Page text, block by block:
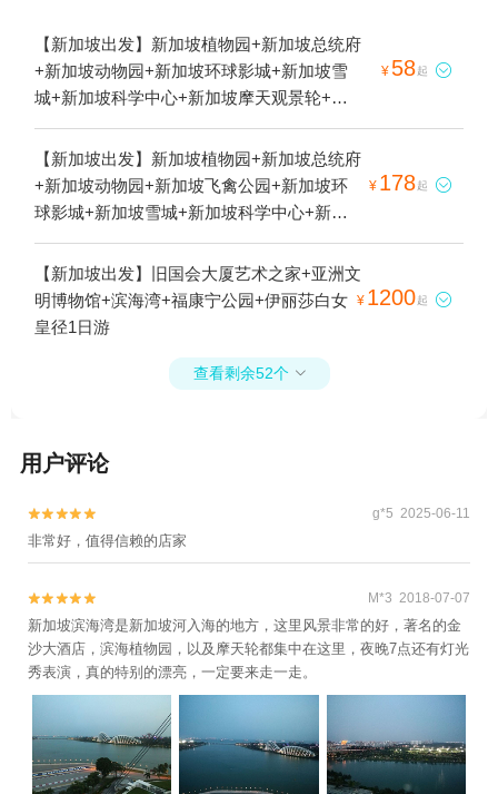
【新加坡出发】新加坡植物园+新加坡总统府
+新加坡动物园+新加坡环球影城+新加坡雪
城+新加坡科学中心+新加坡摩天观景轮+新
加坡滨海湾花园+滨海湾金沙空中花园观景台
+新加坡河游船+新加坡缆车+新加坡唐人街
+滨海湾+滨海湾金沙-已下线+新加坡酷卡+新
加坡樟宜机场+新加坡本地玩乐+新加坡河
¥ 58起 
【新加坡出发】新加坡植物园+新加坡总统府
+新加坡动物园+新加坡飞禽公园+新加坡环
球影城+新加坡雪城+新加坡科学中心+新加
坡摩天观景轮+新加坡滨海湾花园+新加坡海
洋生物园+滨海湾金沙空中花园观景台+新加
坡河游船+新加坡通行证+新加坡缆车+新加
坡唐人街+滨海湾+艺术街+新加坡酷卡+新加
学博物馆+新加坡河+新加坡圣淘沙1日游
¥ 178起 
【新加坡出发】旧国会大厦艺术之家+亚洲文
明博物馆+滨海湾+福康宁公园+伊丽莎白女
皇径1日游
¥ 1200起 
查看剩余52个 
用户评论

 g*5 2025-06-11
非常好，值得信赖的店家

 M*3 2018-07-07
新加坡滨海湾是新加坡河入海的地方，这里风景非常的好，著名的金
沙大酒店，滨海植物园，以及摩天轮都集中在这里，夜晚7点还有灯光
秀表演，真的特别的漂亮，一定要来走一走。